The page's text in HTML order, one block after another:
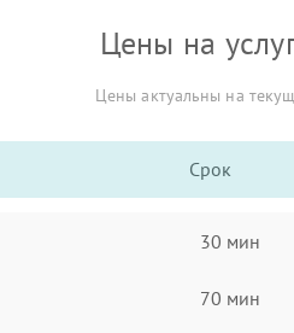
Цены на
Цены актуальны на
Срок
30 мин
70 мин